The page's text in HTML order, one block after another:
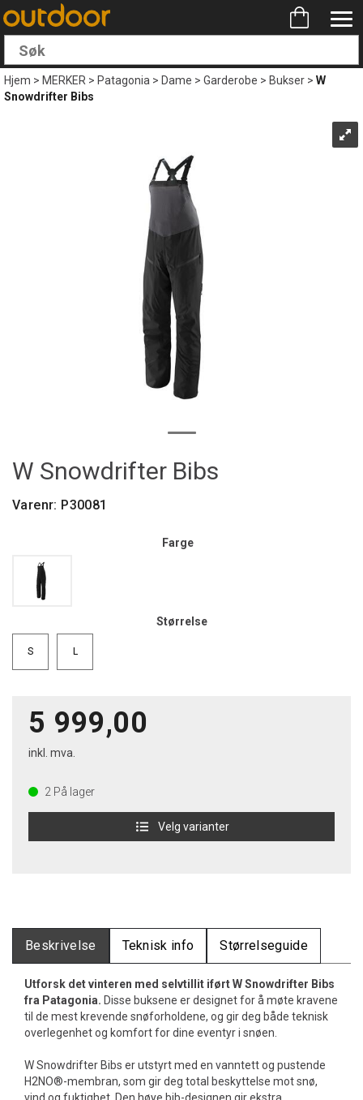
Hjem>MERKER>Patagonia>Dame>Garderobe>Bukser>W
Snowdrifter Bibs
W Snowdrifter Bibs
Varenr: P30081
Farge
Størrelse
S L
5 999,00
inkl. mva.
2 På lager
Velg varianter
Beskrivelse Teknisk info Størrelseguide
Utforsk det vinteren med selvtillit iført W Snowdrifter Bibs
fra Patagonia. Disse buksene er designet for å møte kravene
til de mest krevende snøforholdene, og gir deg både teknisk
overlegenhet og komfort for dine eventyr i snøen.
W Snowdrifter Bibs er utstyrt med en vanntett og pustende
H2NO®-membran, som gir deg total beskyttelse mot snø,